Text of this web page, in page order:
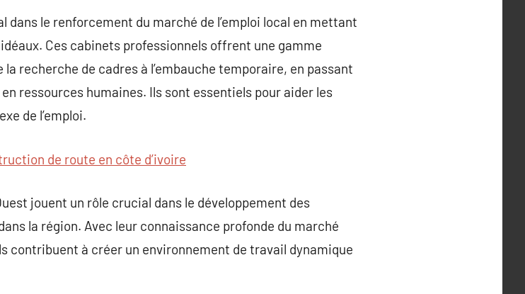
le renforcement du marché de l’emploi local en mettant
Ces cabinets professionnels offrent une gamme
recherche de cadres à l’embauche temporaire, en passant
ressources humaines. Ils sont essentiels pour aider les
de l’emploi.
de route en côte d’ivoire
jouent un rôle crucial dans le développement des
la région. Avec leur connaissance profonde du marché
contribuent à créer un environnement de travail dynamique